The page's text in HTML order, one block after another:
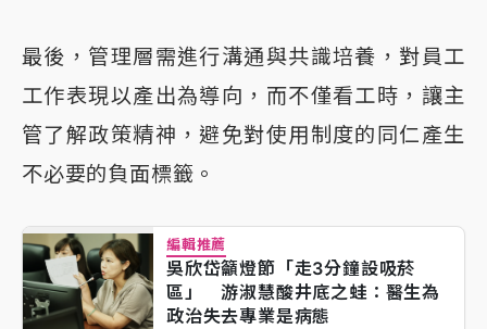
最後，管理層需進行溝通與共識培養，對員工
工作表現以產出為導向，而不僅看工時，讓主
管了解政策精神，避免對使用制度的同仁產生
不必要的負面標籤。
編輯推薦
吳欣岱籲燈節「走3分鐘設吸菸
區」 游淑慧酸井底之蛙：醫生為
政治失去專業是病態